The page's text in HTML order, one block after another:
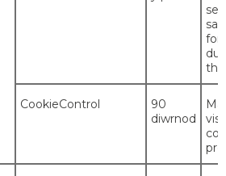
for
the
CookieControl
90
diwrnod